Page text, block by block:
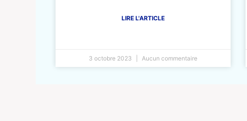
LIRE L'ARTICLE
3 octobre 2023 Aucun commentaire